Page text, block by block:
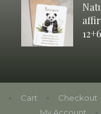
Cart Checkout